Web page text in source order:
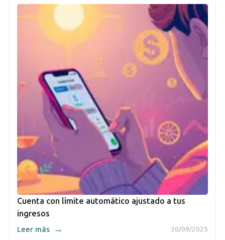
Cuenta con límite automático ajustado a tus
ingresos
30/09/2025
Leer más →